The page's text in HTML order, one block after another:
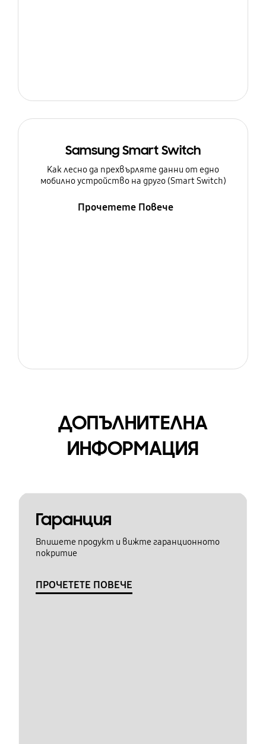
Samsung Smart Switch
Как лесно да прехвърляте данни от едно
мобилно устройство на друго (Smart Switch)
Прочетете Повече
ДОПЪЛНИТЕЛНА
ИНФОРМАЦИЯ
Гаранция
Впишете продукт и вижте гаранционното
покритие
ПРОЧЕТЕТЕ ПОВЕЧЕ